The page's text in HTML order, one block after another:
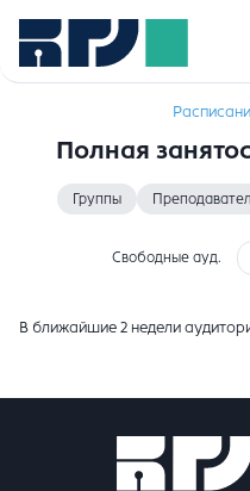
Полная
Группы
Свободные ауд.
В ближайшие 2 недели